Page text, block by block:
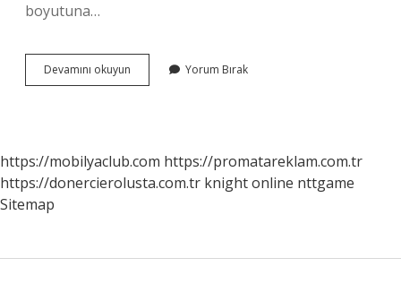
boyutuna…
Devamını okuyun Samanla
Buğdayı
Yorum Bırak
https://mobilyaclub.com https://promatareklam.com.tr
https://donercierolusta.com.tr knight online nttgame
Sitemap